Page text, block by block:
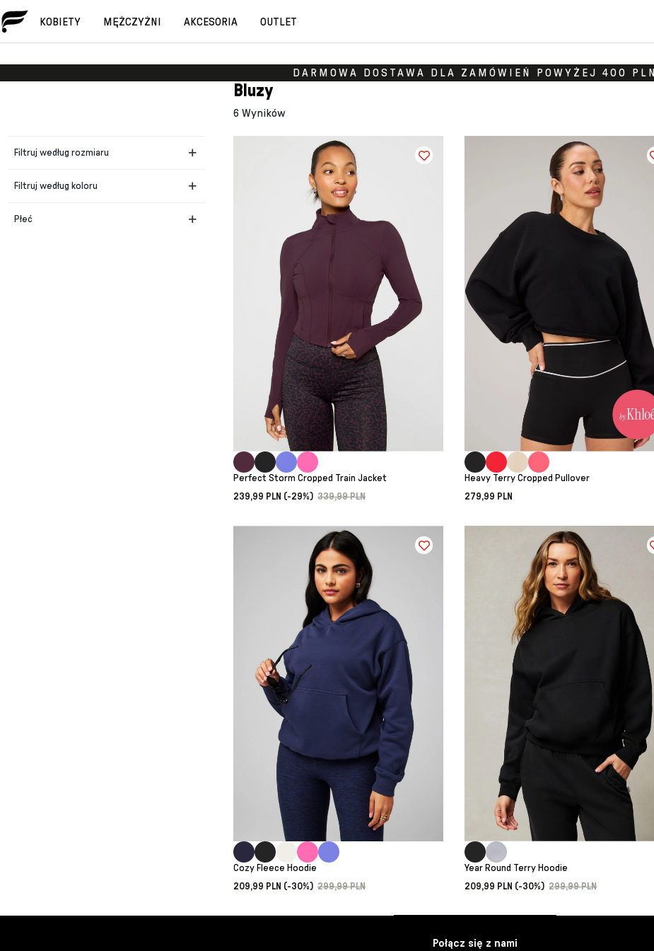
KOBIETY MĘŻCZYŹNI AKCESORIA OUTLET
DARMOWA DOSTAWA DLA ZAMÓWIEŃ POWYŻEJ 400 PLN
Bluzy
6 Wyników
Filtruj według rozmiaru
Filtruj według koloru
Płeć
Perfect Storm Cropped Train Jacket
239,99 PLN (-29%) 339,99 PLN
Heavy Terry Cropped Pullover
279,99 PLN
Cozy Fleece Hoodie
209,99 PLN (-30%) 299,99 PLN
Year Round Terry Hoodie
209,99 PLN (-30%) 299,99 PLN
Połącz się z nami